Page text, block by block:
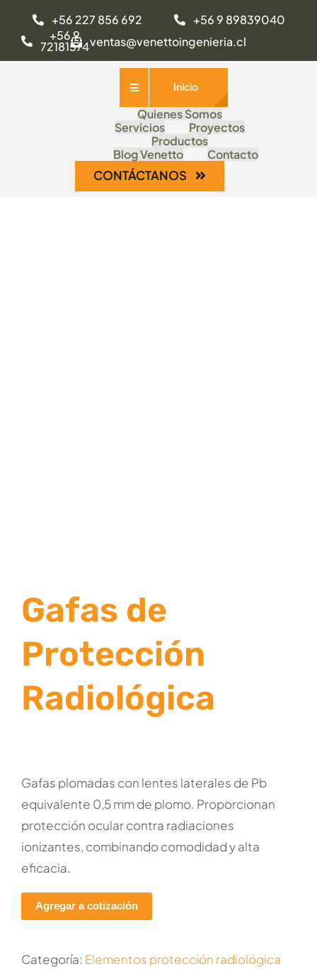
contenido
+56 227 856 692
+56 9 89839040
+56 9
72181574ventas@venettoingenieria.cl
Inicio
Quienes Somos
Servicios
Proyectos
Productos
Blog Venetto
Contacto
CONTÁCTANOS
Gafas de
Protección
Radiológica
Gafas plomadas con lentes laterales de Pb
equivalente 0,5 mm de plomo. Proporcionan
protección ocular contra radiaciones
ionizantes, combinando comodidad y alta
eficacia.
Agregar a cotización
Categoría: Elementos protección radiológica